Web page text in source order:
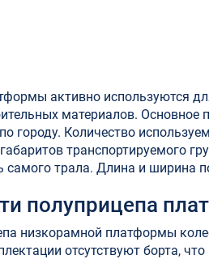
активно используются
материалов.
городу. Количество
транспортируемого
самого трала. Длина и ширина
полуприцепа
низкорамной платформы
отсутствуют борта,